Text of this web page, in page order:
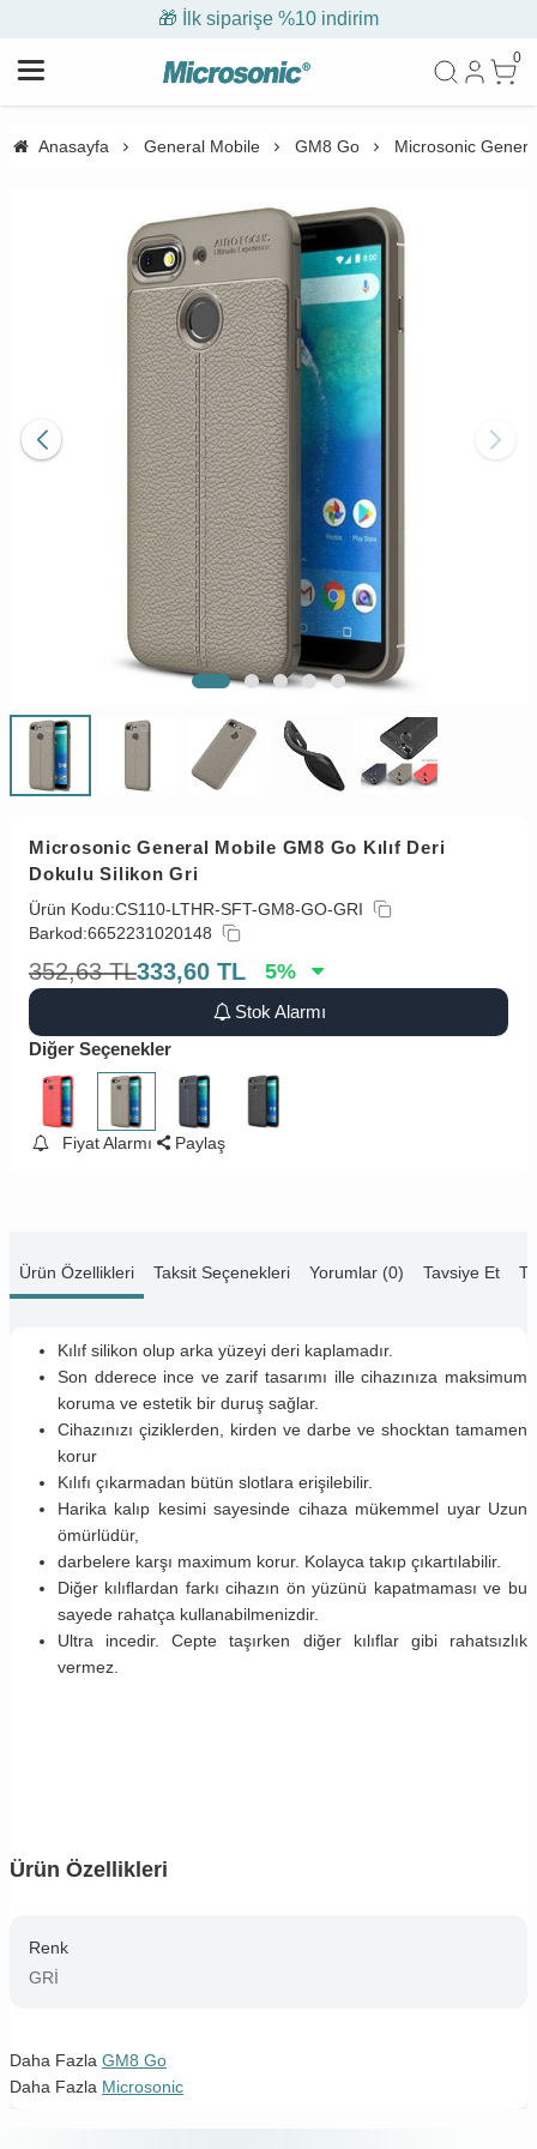
🎁 İlk siparişe %10 indirim
0
Anasayfa General Mobile GM8 Go Microsonic
Microsonic General Mobile GM8 Go Kılıf Deri
Dokulu Silikon Gri
Ürün Kodu:CS110-LTHR-SFT-GM8-GO-GRI
Barkod:6652231020148
352,63 TL333,60 TL 5%
Stok Alarmı
Diğer Seçenekler
Fiyat Alarmı Paylaş
Ürün Özellikleri Taksit Seçenekleri Yorumlar (0) Tavsiye Et
Kılıf silikon olup arka yüzeyi deri kaplamadır.
Son dderece ince ve zarif tasarımı ille cihazınıza maksimum
koruma ve estetik bir duruş sağlar.
Cihazınızı çiziklerden, kirden ve darbe ve shocktan tamamen
korur
Kılıfı çıkarmadan bütün slotlara erişilebilir.
Harika kalıp kesimi sayesinde cihaza mükemmel uyar Uzun
ömürlüdür,
darbelere karşı maximum korur. Kolayca takıp çıkartılabilir.
Diğer kılıflardan farkı cihazın ön yüzünü kapatmaması ve bu
sayede rahatça kullanabilmenizdir.
Ultra incedir. Cepte taşırken diğer kılıflar gibi rahatsızlık
vermez.
Ürün Özellikleri
Renk
GRİ
Daha Fazla GM8 Go
Daha Fazla Microsonic